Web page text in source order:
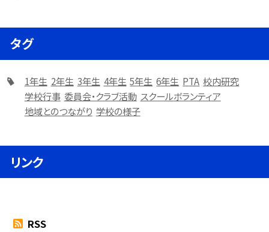
タグ
1年生 2年生 3年生 4年生 5年生 6年生 PTA 校内研究
学校行事 委員会・クラブ活動 スクールボランティア
地域とのつながり 学校の様子
リンク
RSS